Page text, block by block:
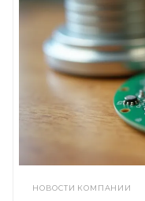
НОВОСТИ КОМПАНИИ